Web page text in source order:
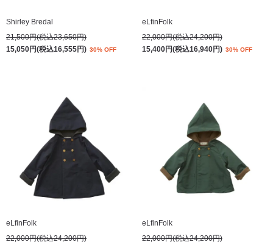
Shirley Bredal
21,500円(税込23,650円)
15,050円(税込16,555円) 30% OFF
eLfinFolk
22,000円(税込24,200円)
15,400円(税込16,940円) 30% OFF
eLfinFolk
22,000円(税込24,200円)
eLfinFolk
22,000円(税込24,200円)